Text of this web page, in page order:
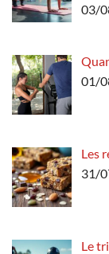
03/
01/
Les
31/
Le